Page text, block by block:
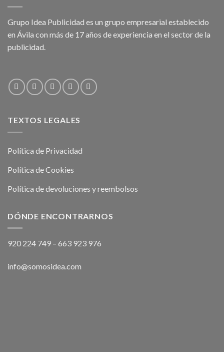
Grupo Idea Publicidad es un grupo empresarial establecido
en Ávila con más de 17 años de experiencia en el sector de la
publicidad.
TEXTOS LEGALES
Política de Privacidad
Política de Cookies
Política de devoluciones y reembolsos
DÓNDE ENCONTRARNOS
920 224 749 – 663 923 976
info@somosidea.com